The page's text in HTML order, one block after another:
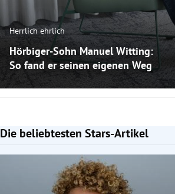
Herrlich ehrlich
Hörbiger-Sohn Manuel Witting:
So fand er seinen eigenen Weg
Die beliebtesten Stars-Artikel
Slide 1 von 7